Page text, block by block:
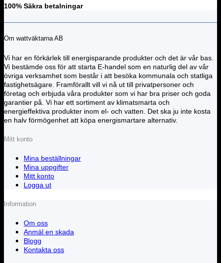
100% Säkra betalningar
Om wattväktarna AB
Vi har en förkärlek till energisparande produkter och det är vår bas.
Vi bestämde oss för att starta E-handel som en naturlig del av vår
övriga verksamhet som består i att besöka kommunala och statliga
fastighetsägare. Framförallt vill vi nå ut till privatpersoner och
företag och erbjuda våra produkter som vi har bra priser och goda
garantier på. Vi har ett sortiment av klimatsmarta och
energieffektiva produkter inom el- och vatten. Det ska ju inte kosta
en halv förmögenhet att köpa energismartare alternativ.
Mitt konto
Mina beställningar
Mina uppgifter
Mitt konto
Logga ut
Information
Om oss
Anmäl en skada
Blogg
Kontakta oss